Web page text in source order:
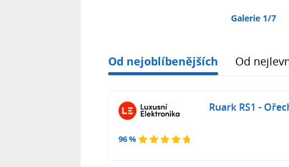
Galerie 1/7
Od nejoblíbenějších Od
96 %
Ruark RS1 -